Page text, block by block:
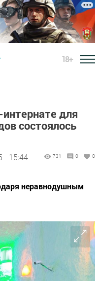
18+
для
состоялось
- 15:44 731 0 0
неравнодушным